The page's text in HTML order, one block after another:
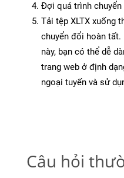
Đợi quá trình
Tải tệp XLTX xuống
chuyển đổi hoàn
này, bạn có thể dễ
trang web ở định
ngoại tuyến và sử
Câu hỏi